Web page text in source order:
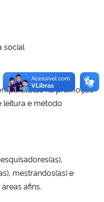
social
na promoção
leitura e método
mestrandos(as) e
afins.